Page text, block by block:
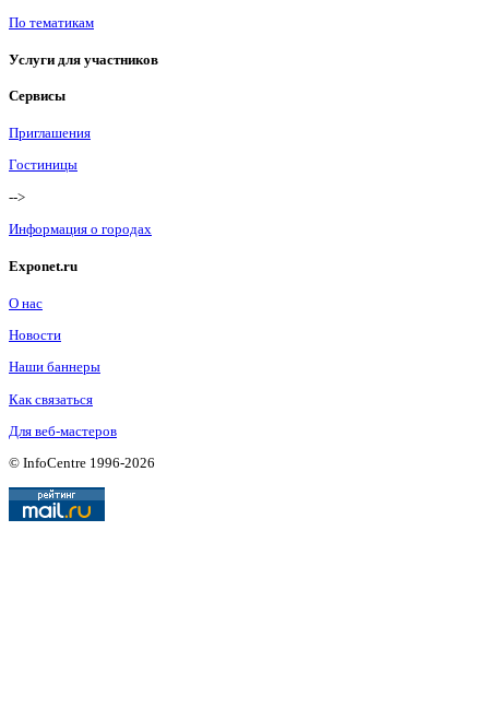
По тематикам
Услуги для участников
Сервисы
Приглашения
Гостиницы
-->
Информация о городах
Exponet.ru
О нас
Новости
Наши баннеры
Как связаться
Для веб-мастеров
© InfoCentre 1996-2026